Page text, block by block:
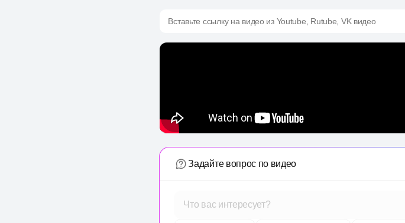
Вставьте ссылку на видео из Youtube, Rutube, VK видео
Задайте вопрос по видео
Что вас интересует?